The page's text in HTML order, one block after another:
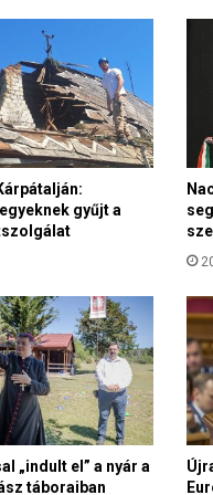
gyűjt a
„indult el” a nyár a
táboraiban